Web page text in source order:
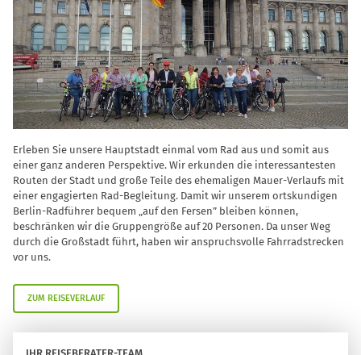
Erleben Sie unsere Hauptstadt einmal vom Rad aus und somit aus
einer ganz anderen Perspektive. Wir erkunden die interessantesten
Routen der Stadt und große Teile des ehemaligen Mauer-Verlaufs mit
einer engagierten Rad-Begleitung. Damit wir unserem ortskundigen
Berlin-Radführer bequem „auf den Fersen” bleiben können,
beschränken wir die Gruppengröße auf 20 Personen. Da unser Weg
durch die Großstadt führt, haben wir anspruchsvolle Fahrradstrecken
vor uns.
ZUM REISEVERLAUF